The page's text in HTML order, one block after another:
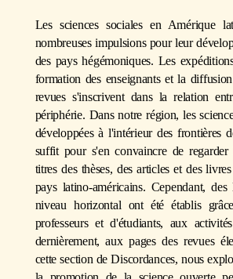
Les sciences sociales en Amérique
nombreuses impulsions pour leur
des pays hégémoniques. Les
formation des enseignants et la
revues s'inscrivent dans la relation
périphérie. Dans notre région, les
développées à l'intérieur des frontières
suffit pour s'en convaincre de regarder
titres des thèses, des articles et des
pays latino-américains. Cependant,
niveau horizontal ont été établis
professeurs et d'étudiants, aux
dernièrement, aux pages des revues
cette section de Discordances, nous